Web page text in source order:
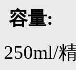
容量:
250ml/